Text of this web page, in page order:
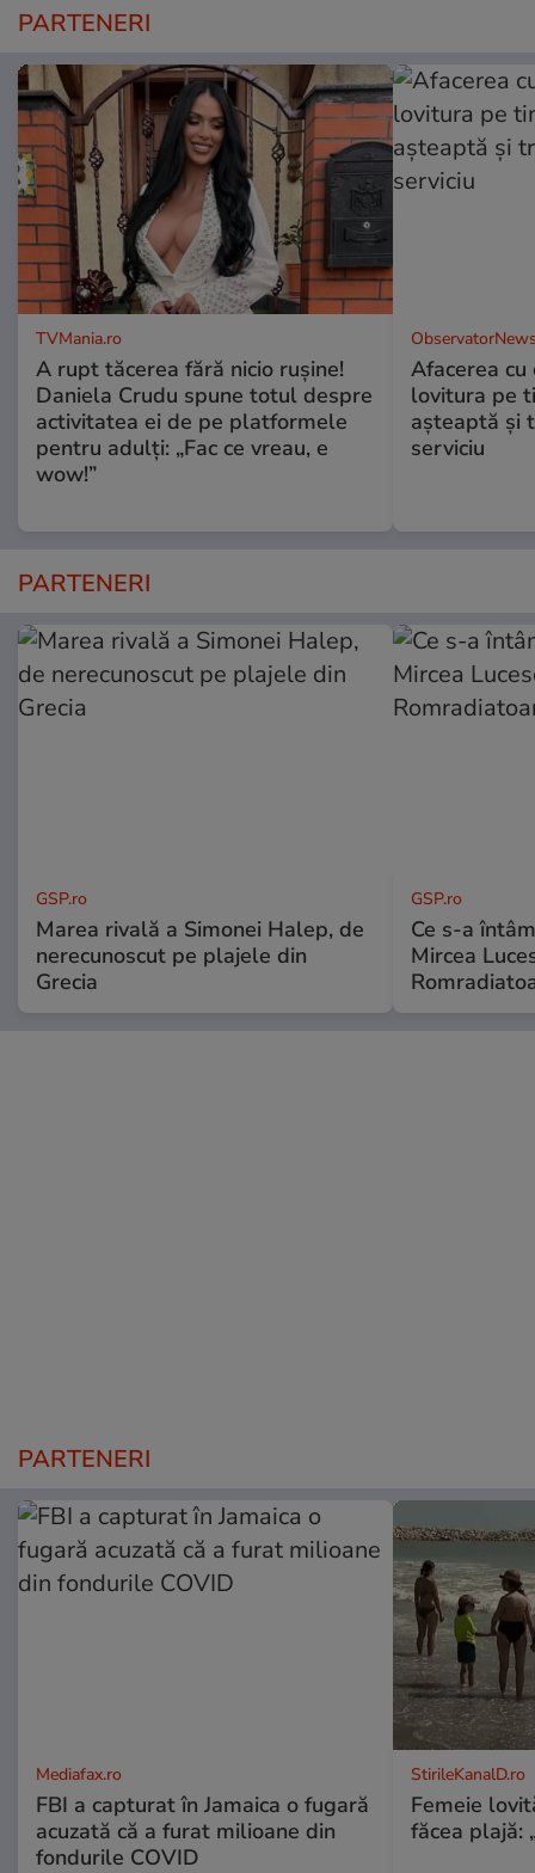
PARTENERI
TVMania.ro
A rupt tăcerea fără nicio rușine!
Daniela Crudu spune totul despre
activitatea ei de pe platformele
pentru adulți: „Fac ce vreau, e
wow!”
Afacerea
lovitura pe
aşteaptă şi
serviciu
PARTENERI
GSP.ro
Marea rivală a Simonei Halep, de
nerecunoscut pe plajele din
Grecia
GSP.ro
Ce s-a
Mircea
PARTENERI
Mediafax.ro
FBI a capturat în Jamaica o fugară
acuzată că a furat milioane din
fondurile COVID
StirileKanalD.ro
Femeie
făcea plajă: